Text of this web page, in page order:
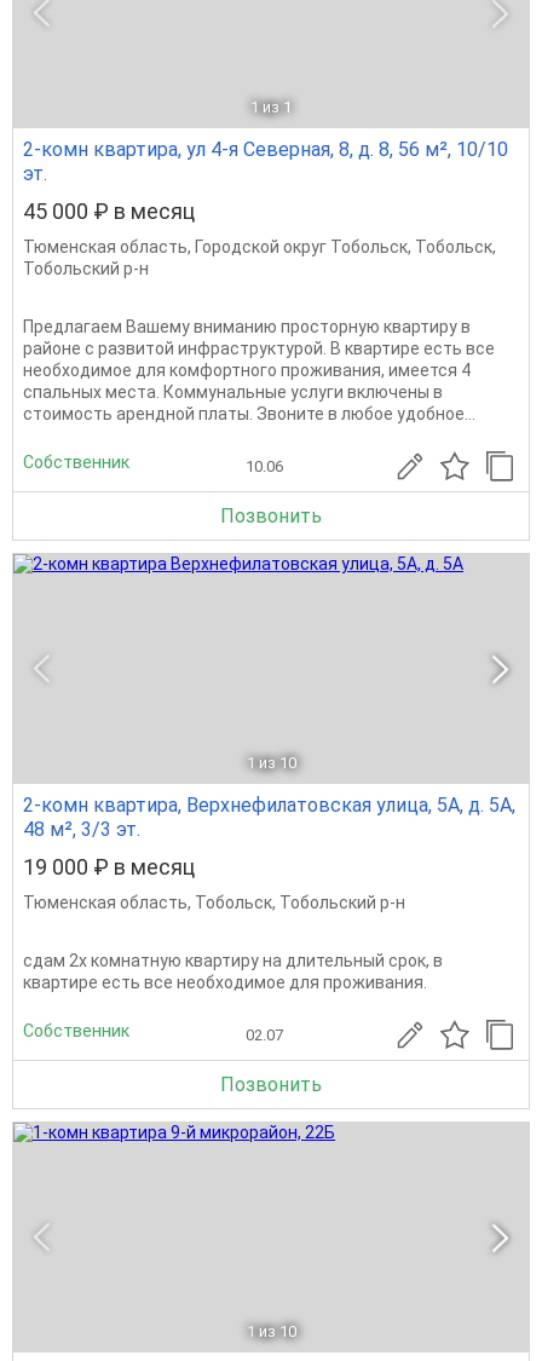
1 из 1
2-комн квартира, ул 4-я Северная, 8, д. 8, 56 м², 10/10
эт.
45 000 ₽ в месяц
Тюменская область, Городской округ Тобольск, Тобольск,
Тобольский р-н
Предлагаем Вашему вниманию просторную квартиру в
районе с развитой инфраструктурой. В квартире есть все
необходимое для комфортного проживания, имеется 4
спальных места. Коммунальные услуги включены в
стоимость арендной платы. Звоните в любое удобное...
Собственник 10.06
Позвонить
1 из 10
2-комн квартира, Верхнефилатовская улица, 5А, д. 5А,
48 м², 3/3 эт.
19 000 ₽ в месяц
Тюменская область, Тобольск, Тобольский р-н
сдам 2х комнатную квартиру на длительный срок, в
квартире есть все необходимое для проживания.
Собственник 02.07
Позвонить
1 из 10